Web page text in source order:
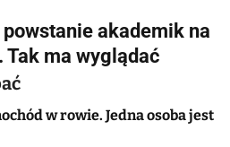
nie
ale
akademik na
ma wyglądać
w rowie. Jedna osoba jest